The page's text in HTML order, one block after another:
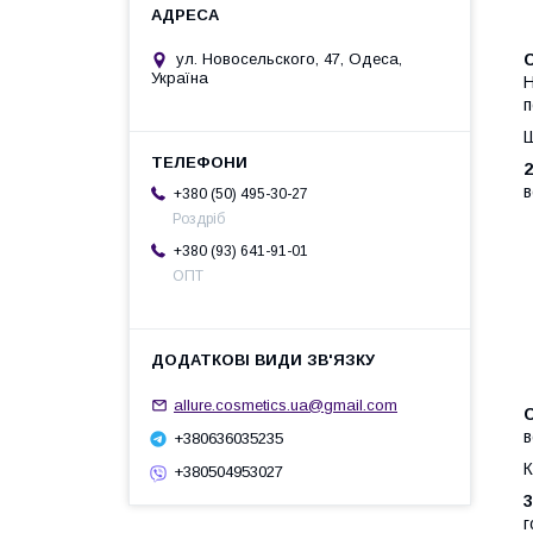
ул. Новосельского, 47, Одеса,
Україна
+380 (50) 495-30-27
Роздріб
+380 (93) 641-91-01
ОПТ
allure.cosmetics.ua@gmail.com
+380636035235
+380504953027